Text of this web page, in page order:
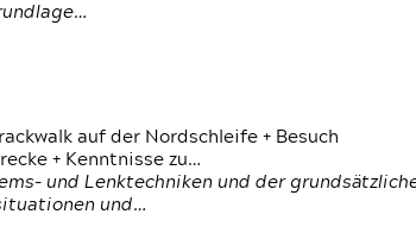
auf der Nordschleife + Besuch
+ Kenntnisse zu…
und Lenktechniken und der
und…